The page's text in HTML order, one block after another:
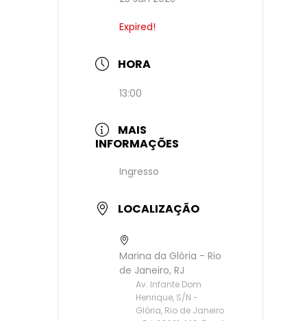
Expired!
HORA
13:00
MAIS
INFORMAÇÕES
Ingresso
LOCALIZAÇÃO
Marina da Glória - Rio
de Janeiro, RJ
Av. Infante Dom
Henrique, S/N -
Glória, Rio de Janeiro